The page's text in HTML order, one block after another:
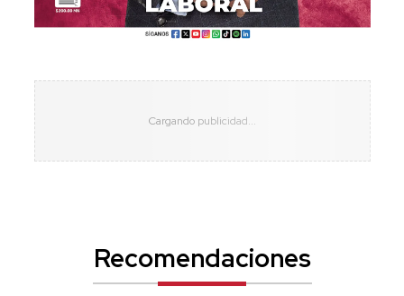
Recomendaciones